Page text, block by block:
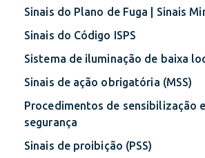
Sinais do Plano de Fuga | Sinais
Sinais do Código ISPS
Sistema de iluminação de baixa
Sinais de ação obrigatória (MSS)
Procedimentos de sensibilização
segurança
Sinais de proibição (PSS)